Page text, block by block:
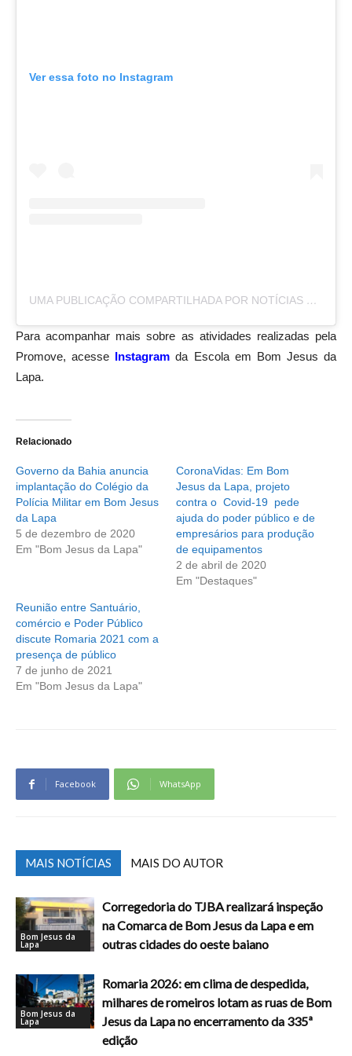
Ver essa foto no Instagram
UMA PUBLICAÇÃO COMPARTILHADA POR NOTÍCIAS DA LAPA (@NOTICIASDALAPA)
Para acompanhar mais sobre as atividades realizadas pela
Promove, acesse Instagram da Escola em Bom Jesus da
Lapa.
Relacionado
Governo da Bahia anuncia
implantação do Colégio da
Polícia Militar em Bom Jesus
da Lapa
5 de dezembro de 2020
Em "Bom Jesus da Lapa"
CoronaVidas: Em Bom
Jesus da Lapa, projeto
contra o Covid-19 pede
ajuda do poder público e de
empresários para produção
de equipamentos
2 de abril de 2020
Em "Destaques"
Reunião entre Santuário,
comércio e Poder Público
discute Romaria 2021 com a
presença de público
7 de junho de 2021
Em "Bom Jesus da Lapa"
Facebook WhatsApp
MAIS NOTÍCIAS MAIS DO AUTOR
Bom Jesus da
Lapa
Corregedoria do TJBA realizará inspeção
na Comarca de Bom Jesus da Lapa e em
outras cidades do oeste baiano
Bom Jesus da
Lapa
Romaria 2026: em clima de despedida,
milhares de romeiros lotam as ruas de Bom
Jesus da Lapa no encerramento da 335ª
edição